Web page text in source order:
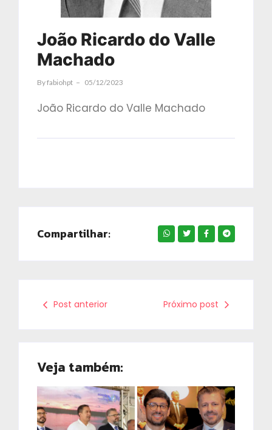
João Ricardo do Valle
Machado
ByFabiohpt 05/12/2023
João Ricardo do Valle Machado
Compartilhar:
Post anterior Próximo post
Veja também: